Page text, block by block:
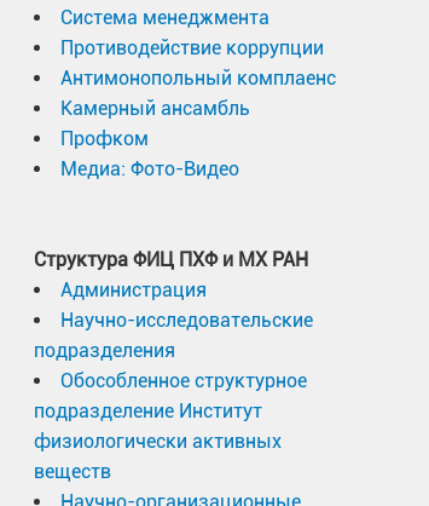
Система менеджмента
Противодействие коррупции
Антимонопольный комплаенс
Камерный ансамбль
Профком
Медиа: Фото-Видео
Структура ФИЦ ПХФ и МХ РАН
Администрация
Научно-исследовательские
подразделения
Обособленное структурное
подразделение Институт
физиологически активных
веществ